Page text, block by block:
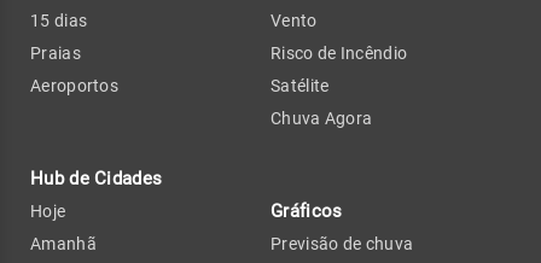
15 dias
Praias
Aeroportos
Hub de Cidades
Hoje
Amanhã
Vento
Risco de Incêndio
Satélite
Chuva Agora
Gráficos
Previsão de chuva